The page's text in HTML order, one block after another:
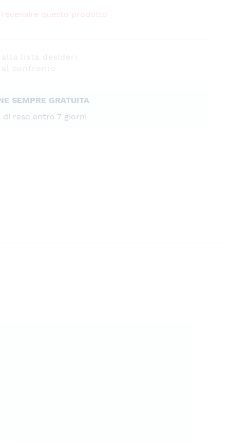
questo prodotto
lista desideri
al confronto
SEMPRE GRATUITA
di reso entro 7 giorni